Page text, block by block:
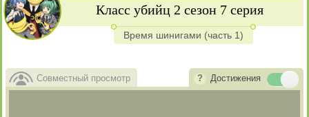
Класс убийц 2 сезон 7 серия
Время шинигами (часть 1)
Совместный просмотр Достижения